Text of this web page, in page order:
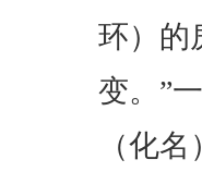
环）的
变。”
（化